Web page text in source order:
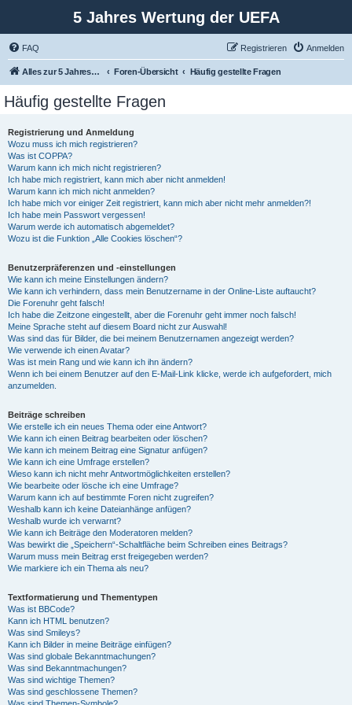
5 Jahres Wertung der UEFA
FAQ Anmelden
Registrieren
Alles zur 5 Jahreswertung / Tabelle der UEFA mit vielen Statistiken. Foren-Übersicht Häufig gestellte Fragen
Häufig gestellte Fragen
Registrierung und Anmeldung
Wozu muss ich mich registrieren?
Was ist COPPA?
Warum kann ich mich nicht registrieren?
Ich habe mich registriert, kann mich aber nicht anmelden!
Warum kann ich mich nicht anmelden?
Ich habe mich vor einiger Zeit registriert, kann mich aber nicht mehr anmelden?!
Ich habe mein Passwort vergessen!
Warum werde ich automatisch abgemeldet?
Wozu ist die Funktion „Alle Cookies löschen“?
Benutzerpräferenzen und -einstellungen
Wie kann ich meine Einstellungen ändern?
Wie kann ich verhindern, dass mein Benutzername in der Online-Liste auftaucht?
Die Forenuhr geht falsch!
Ich habe die Zeitzone eingestellt, aber die Forenuhr geht immer noch falsch!
Meine Sprache steht auf diesem Board nicht zur Auswahl!
Was sind das für Bilder, die bei meinem Benutzernamen angezeigt werden?
Wie verwende ich einen Avatar?
Was ist mein Rang und wie kann ich ihn ändern?
Wenn ich bei einem Benutzer auf den E-Mail-Link klicke, werde ich aufgefordert, mich
anzumelden.
Beiträge schreiben
Wie erstelle ich ein neues Thema oder eine Antwort?
Wie kann ich einen Beitrag bearbeiten oder löschen?
Wie kann ich meinem Beitrag eine Signatur anfügen?
Wie kann ich eine Umfrage erstellen?
Wieso kann ich nicht mehr Antwortmöglichkeiten erstellen?
Wie bearbeite oder lösche ich eine Umfrage?
Warum kann ich auf bestimmte Foren nicht zugreifen?
Weshalb kann ich keine Dateianhänge anfügen?
Weshalb wurde ich verwarnt?
Wie kann ich Beiträge den Moderatoren melden?
Was bewirkt die „Speichern“-Schaltfläche beim Schreiben eines Beitrags?
Warum muss mein Beitrag erst freigegeben werden?
Wie markiere ich ein Thema als neu?
Textformatierung und Thementypen
Was ist BBCode?
Kann ich HTML benutzen?
Was sind Smileys?
Kann ich Bilder in meine Beiträge einfügen?
Was sind globale Bekanntmachungen?
Was sind Bekanntmachungen?
Was sind wichtige Themen?
Was sind geschlossene Themen?